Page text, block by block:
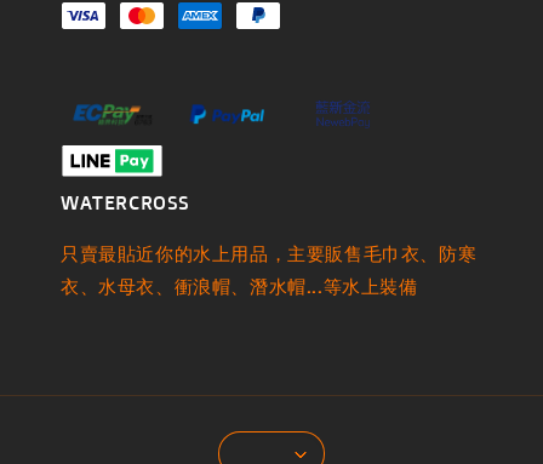
WATERCROSS
只賣最貼近你的水上用品，主要販售毛巾衣、防寒
衣、水母衣、衝浪帽、潛水帽...等水上裝備